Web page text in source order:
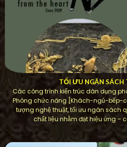
TỐI ƯU NGÂN SÁCH
Các công trình kiến ​​trúc dân dụng
Phòng chức năng [Khách-ngủ-bếp-
tượng nghệ thuật, tối ưu ngân sách
chất liệu nhằm đạt hiệu ứng –